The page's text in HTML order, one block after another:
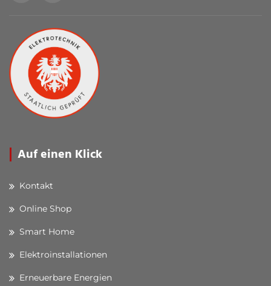
Auf einen Klick
Kontakt
Online Shop
Smart Home
Elektroinstallationen
Erneuerbare Energien